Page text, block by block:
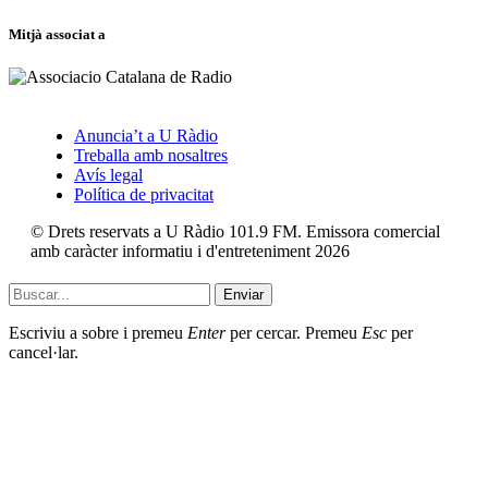
Mitjà associat a
Anuncia’t a U Ràdio
Treballa amb nosaltres
Avís legal
Política de privacitat
© Drets reservats a U Ràdio 101.9 FM. Emissora comercial
amb caràcter informatiu i d'entreteniment 2026
Enviar
Escriviu a sobre i premeu Enterper cercar. Premeu Esc per
cancel·lar.